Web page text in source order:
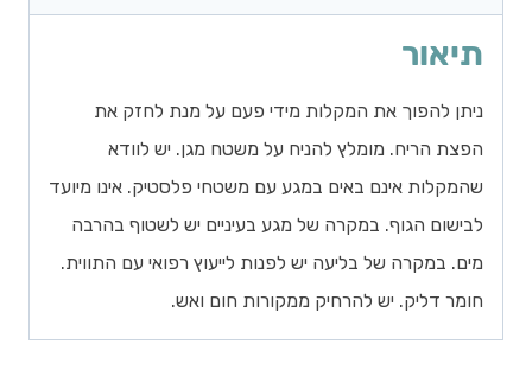
תיאור
ניתן להפוך את המקלות מידי פעם על מנת לחזק את
הפצת הריח. מומלץ להניח על משטח מגן. יש לוודא
שהמקלות אינם באים במגע עם משטחי פלסטיק. אינו מיועד
לבישום הגוף. במקרה של מגע בעיניים יש לשטוף בהרבה
מים. במקרה של בליעה יש לפנות לייעוץ רפואי עם התווית.
חומר דליק. יש להרחיק ממקורות חום ואש.